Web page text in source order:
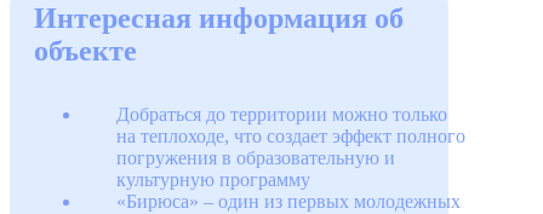
Интересная информация об
объекте
Добраться до территории можно только
на теплоходе, что создает эффект полного
погружения в образовательную и
культурную программу
«Бирюса» – один из первых молодежных